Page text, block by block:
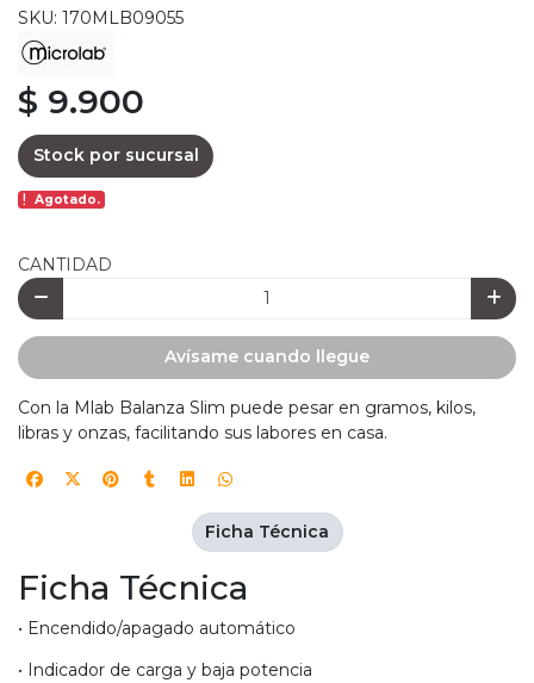
SKU: 170MLB09055
$ 9.900
Stock por sucursal
Agotado.
CANTIDAD
Avísame cuando llegue
Con la Mlab Balanza Slim puede pesar en gramos, kilos,
libras y onzas, facilitando sus labores en casa.
Ficha Técnica
• Encendido/apagado automático
• Indicador de carga y baja potencia
Ficha Técnica